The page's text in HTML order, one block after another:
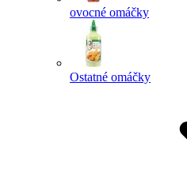
ovocné omáčky
Ostatné omáčky